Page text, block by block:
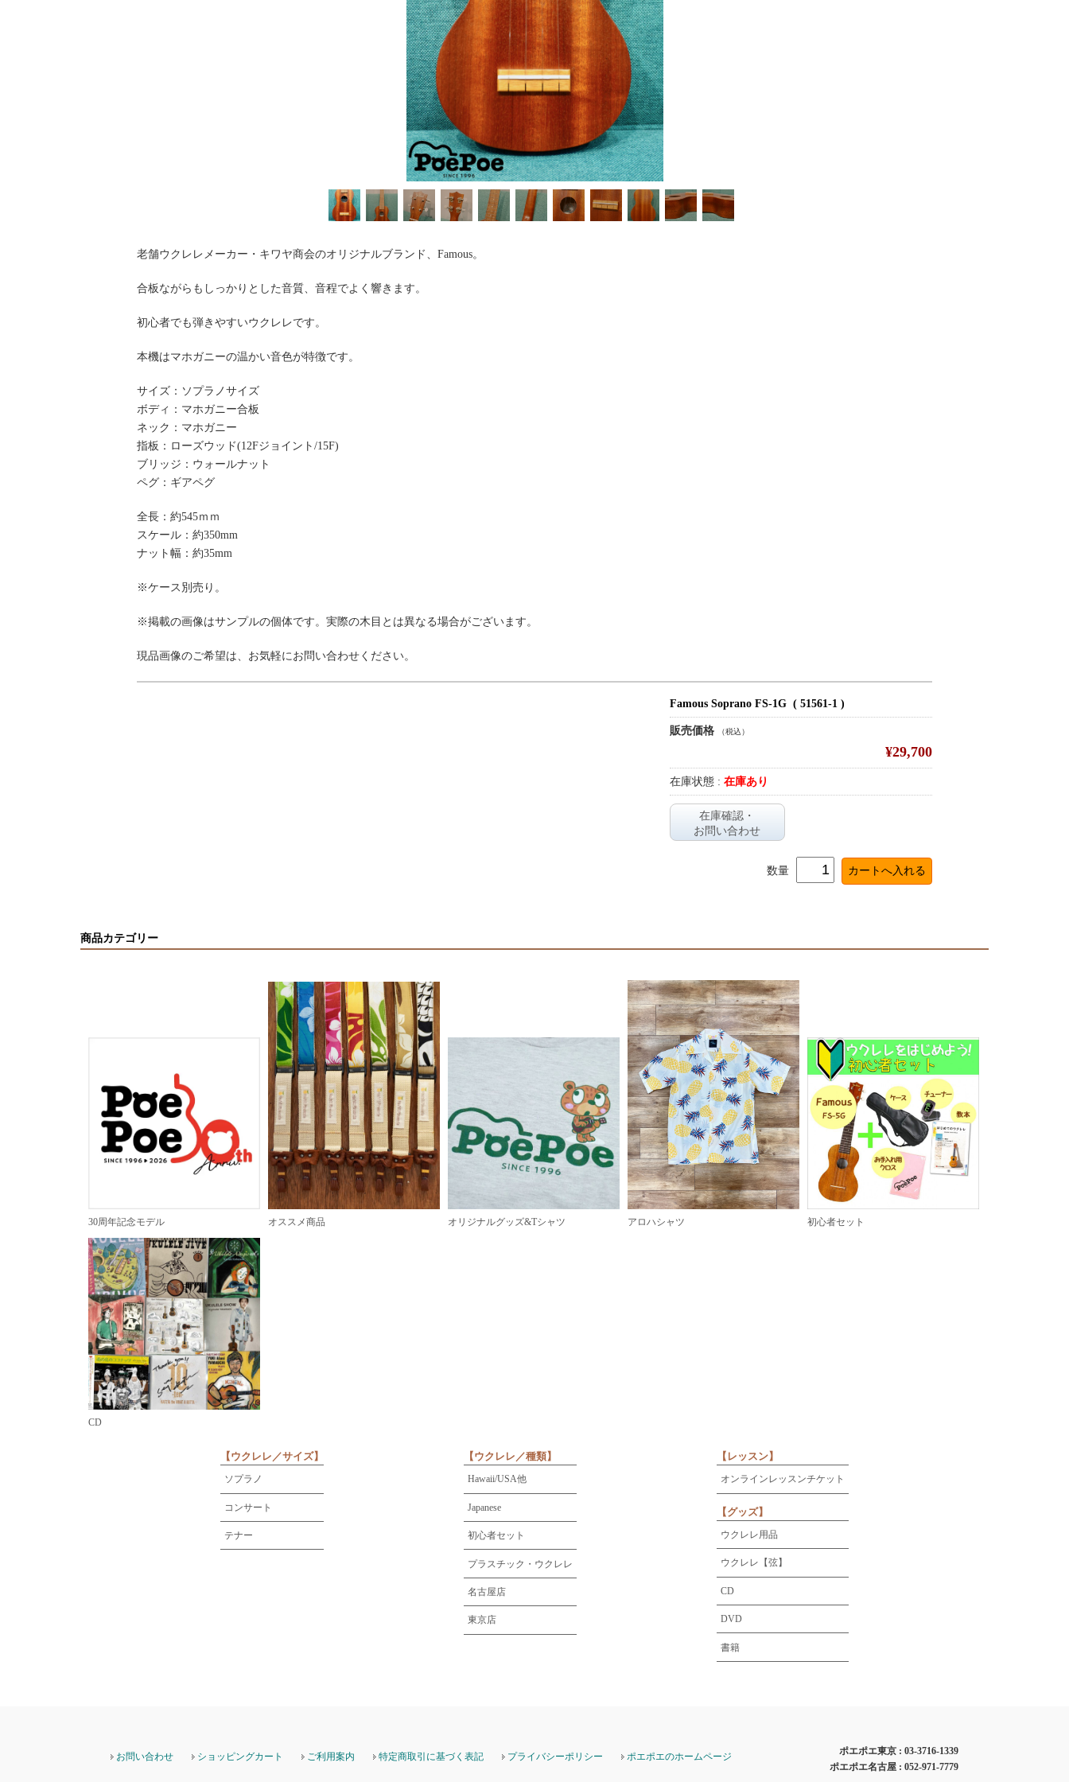
老舗ウクレレメーカー・キワヤ商会のオリジナルブランド、Famous。
合板ながらもしっかりとした音質、音程でよく響きます。
初心者でも弾きやすいウクレレです。
本機はマホガニーの温かい音色が特徴です。
サイズ：ソプラノサイズ
ボディ：マホガニー合板
ネック：マホガニー
指板：ローズウッド(12Fジョイント/15F)
ブリッジ：ウォールナット
ペグ：ギアペグ
全長：約545ｍｍ
スケール：約350mm
ナット幅：約35mm
※ケース別売り。
※掲載の画像はサンプルの個体です。実際の木目とは異なる場合がございます。
現品画像のご希望は、お気軽にお問い合わせください。
Famous Soprano FS-1G ( 51561-1 )
販売価格 （税込）
¥29,700
在庫状態 : 在庫あり
在庫確認・
お問い合わせ
数量
商品カテゴリー
30周年記念モデル オススメ商品 オリジナルグッズ&Tシャツ アロハシャツ 初心者セット
CD
【ウクレレ／サイズ】
ソプラノ
コンサート
テナー
【ウクレレ／種類】
Hawaii/USA他
Japanese
初心者セット
プラスチック・ウクレレ
名古屋店
東京店
【レッスン】
オンラインレッスンチケット
【グッズ】
ウクレレ用品
ウクレレ【弦】
CD
DVD
書籍
お問い合わせ ショッピングカート ご利用案内 特定商取引に基づく表記 プライバシーポリシー ポエポエのホームページ
ポエポエ東京 :03-3716-1339
ポエポエ名古屋 :052-971-7779